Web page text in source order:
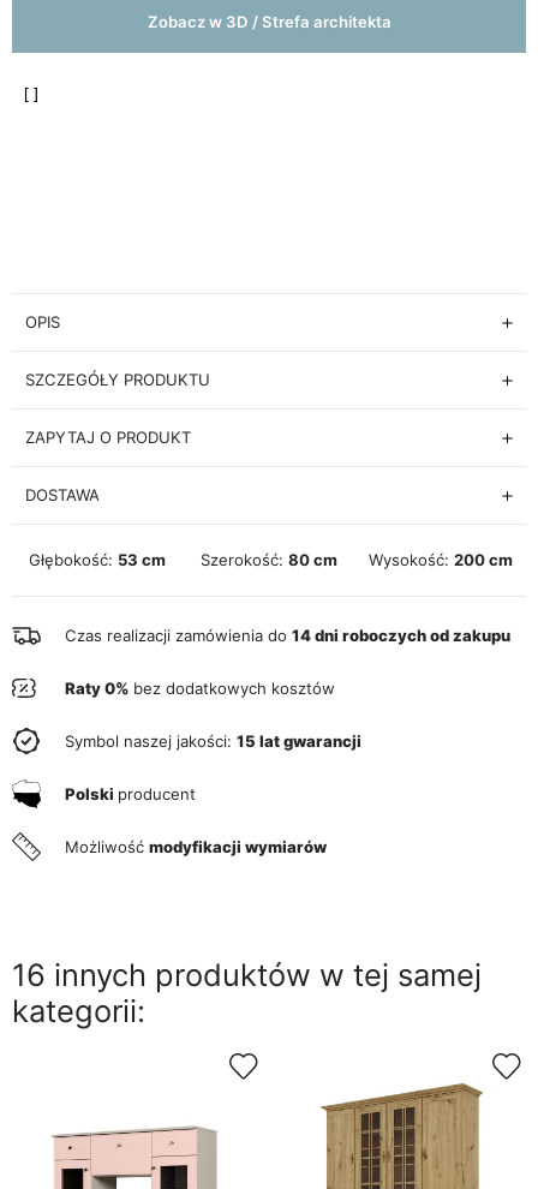
Zobacz w 3D / Strefa architekta
OPIS
SZCZEGÓŁY PRODUKTU
ZAPYTAJ O PRODUKT
DOSTAWA
Głębokość: 53 cm Szerokość: 80 cm Wysokość: 200 cm
Czas realizacji zamówienia do 14 dni roboczych od zakupu
Raty 0% bez dodatkowych kosztów
Symbol naszej jakości: 15 lat gwarancji
Polski producent
Możliwość modyfikacji wymiarów
16 innych produktów w tej samej
kategorii: